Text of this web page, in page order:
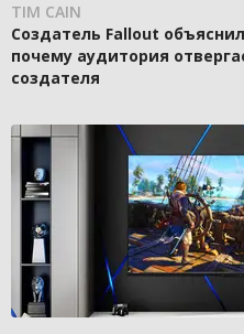
TIM CAIN
Создатель Fallout
почему аудитория
создателя